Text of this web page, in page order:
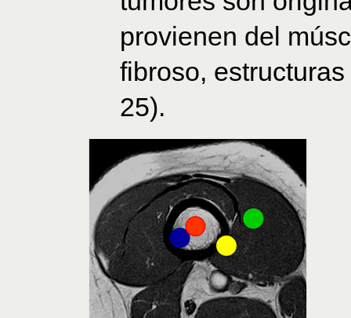
provienen del
fibroso,
25).